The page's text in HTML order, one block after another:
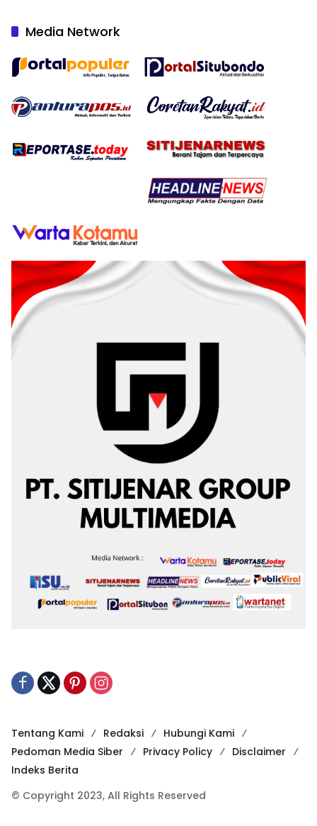
Media Network
Tentang Kami Redaksi
Hubungi Kami
Pedoman Media Siber
Privacy Policy
Disclaimer
Indeks Berita
© Copyright 2023, All Rights Reserved